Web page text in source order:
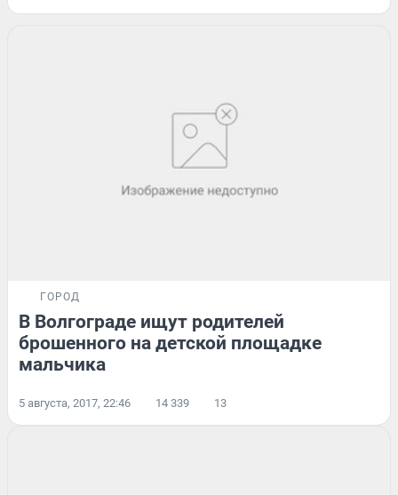
ГОРОД
В Волгограде ищут родителей
брошенного на детской площадке
мальчика
5 августа, 2017, 22:46 14 339 13